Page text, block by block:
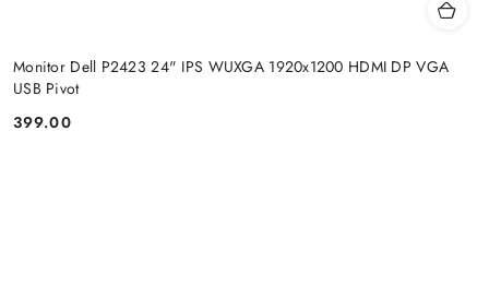
Monitor Dell P2423 24" IPS WUXGA 1920x1200 HDMI DP VGA
USB Pivot
Cena:
399.00